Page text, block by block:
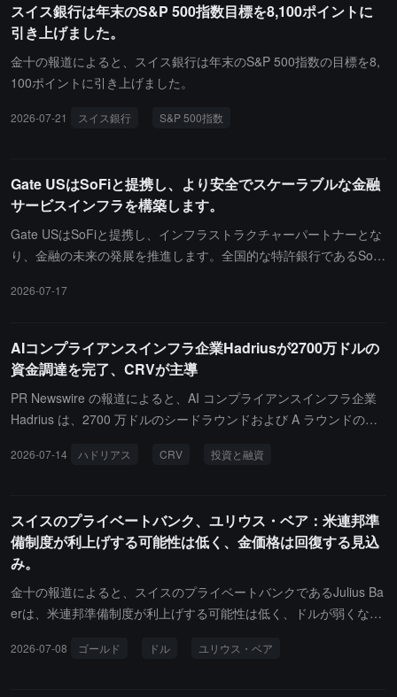
スイス銀行は年末のS&P 500指数目標を8,100ポイントに
引き上げました。
金十の報道によると、スイス銀行は年末のS&P 500指数の目標を8,
100ポイントに引き上げました。
2026-07-21 スイス銀行 S&P 500指数
Gate USはSoFiと提携し、より安全でスケーラブルな金融
サービスインフラを構築します。
Gate USはSoFiと提携し、インフラストラクチャーパートナーとな
り、金融の未来の発展を推進します。全国的な特許銀行であるSoFi
ており、従来の金融とデジタル資産の間でよりスムーズな接続を促
ingアカウントを利用開始し、これはアメリカのエコシステムに安
全で、コンプライアンスに準拠し、スケーラブルな金融ソリューシ
ョンを構築するための一環です。同時に、Gate USはACHおよびWi
re機能の導入を準備しています。ACHサービスが開始されると、ユ
ーザーは銀行口座をリンクし、直接Gate USアカウントに入金でき
るようになると予想されています。今後導入されるWire機能は、機
います。この2つの機能は、Gate USがライセンスを取得している
アメリカの司法管轄区で展開される予定で、Gate USのコンプライ
アンス優先の理念を強調しています。Gate USは36州のMTLライセ
ンスを保持し、アメリカの47の司法管轄区で事業を展開していま
す。さらに、Gate傘下の複数の法人は、マルタ、バハマ、日本、オ
ーストラリア、ドバイなどの司法管轄区で関連する規制登録、ライ
はコンプライアンスインフラの構築を進め、デジタル資産サービス
2026-07-17
AIコンプライアンスインフラ企業Hadriusが2700万ドルの
資金調達を完了、CRVが主導
PR Newswire の報道によると、AI コンプライアンスインフラ企業
Hadrius は、2700 万ドルのシードラウンドおよび A ラウンドの資
が主導し、Y Combinator、Pathlight Ventures、Altruist、Jump AI
築に使用され、AI エージェント技術を通じて、分散したコンプライ
アンス審査、リスク監視、規制文書管理を単一のインテリジェント
ワークフローに統合します。
2026-07-14 ハドリアス CRV 投資と融資
スイスのプライベートバンク、ユリウス・ベア：米連邦準
備制度が利上げする可能性は低く、金価格は回復する見込
み。
金十の報道によると、スイスのプライベートバンクであるJulius Ba
erは、米連邦準備制度が利上げする可能性は低く、ドルが弱くなる
されるとしています。
2026-07-08 ゴールド ドル ユリウス・ベア